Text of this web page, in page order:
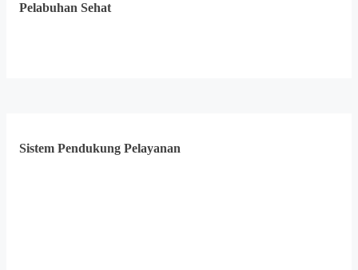
Pelabuhan Sehat
Sistem Pendukung Pelayanan